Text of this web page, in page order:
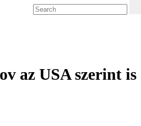
az USA szerint is